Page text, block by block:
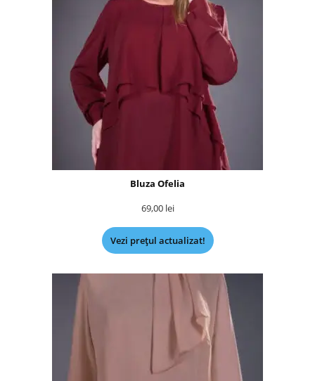
Bluza Ofelia
69,00 lei
Vezi prețul actualizat!